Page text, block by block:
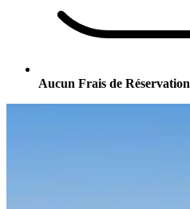
Aucun Frais de Réservation